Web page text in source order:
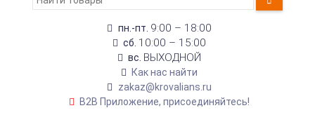
пн.-пт. 9:00 – 18:00
сб. 10:00 – 15:00
вс. ВЫХОДНОЙ
Как нас найти
zakaz@krovalians.ru
B2B Приложение, присоединяйтесь!